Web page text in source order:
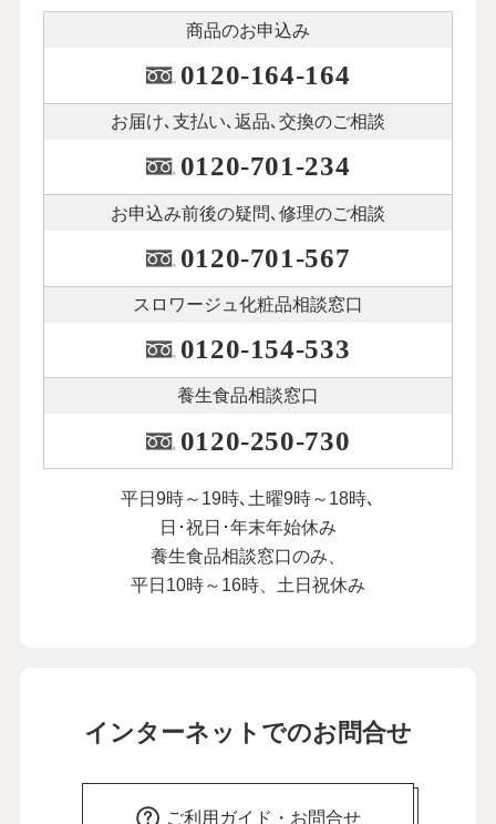
商品のお申込み
0120-164-164
お届け､支払い､ 返品､交換のご相談
0120-701-234
お申込み前後の疑問､修理のご相談
0120-701-567
スロワージュ化粧品相談窓口
0120-154-533
養生食品相談窓口
0120-250-730
平日9時～19時､土曜9時～18時､
日･祝日･年末年始休み
養生食品相談窓口のみ、
平日10時～16時、土日祝休み
インターネットでのお問合せ
ご利用ガイド・お問合せ